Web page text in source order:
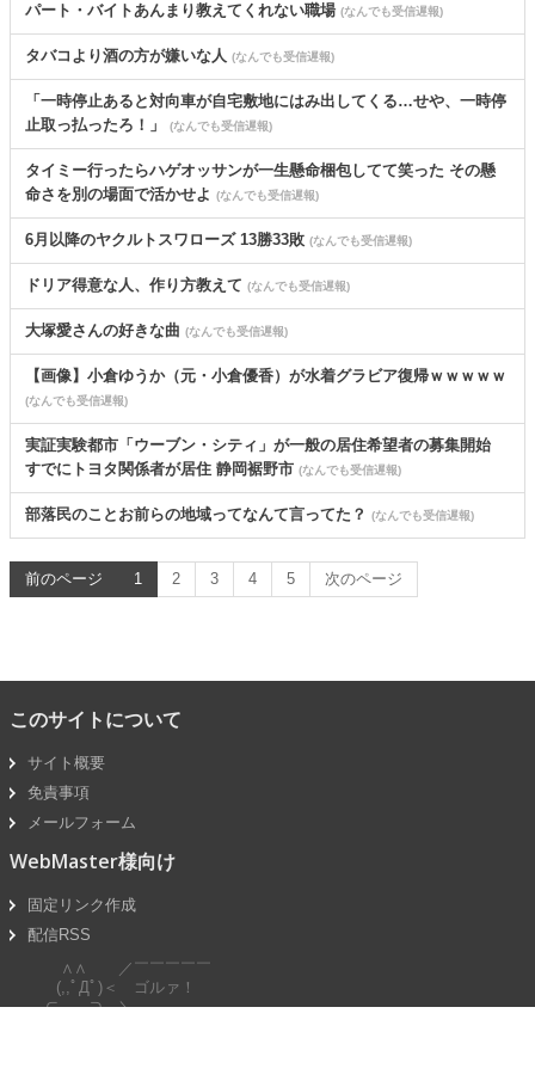
パート・バイトあんまり教えてくれない職場 (なんでも受信遅報)
タバコより酒の方が嫌いな人 (なんでも受信遅報)
「一時停止あると対向車が自宅敷地にはみ出してくる…せや、一時停
止取っ払ったろ！」
(なんでも受信遅報)
タイミー行ったらハゲオッサンが一生懸命梱包してて笑った その懸
命さを別の場面で活かせよ (なんでも受信遅報)
6月以降のヤクルトスワローズ 13勝33敗 (なんでも受信遅報)
ドリア得意な人、作り方教えて (なんでも受信遅報)
大塚愛さんの好きな曲 (なんでも受信遅報)
【画像】小倉ゆうか（元・小倉優香）が水着グラビア復帰ｗｗｗｗｗ
(なんでも受信遅報)
実証実験都市「ウーブン・シティ」が一般の居住希望者の募集開始
すでにトヨタ関係者が居住 静岡裾野市 (なんでも受信遅報)
部落民のことお前らの地域ってなんて言ってた？ (なんでも受信遅報)
前のページ 1 2 3 4 5 次のページ
このサイトについて
サイト概要
免責事項
メールフォーム
WebMaster様向け
固定リンク作成
配信RSS
∧∧ ／￣￣￣￣￣
(,,ﾟДﾟ)＜ ゴルァ！
⊂ ⊃ ＼＿＿＿＿＿